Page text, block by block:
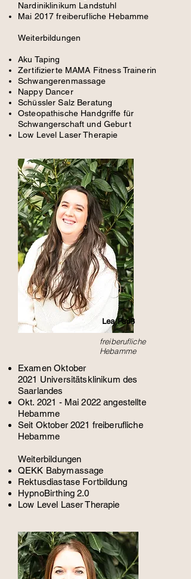
Nardiniklinikum Landstuhl
Mai 2017 freiberufliche Hebamme
Weiterbildungen
Aku Taping
Zertifizierte MAMA Fitness Trainerin
Schwangerenmassage
Nappy Dancer
Schüssler Salz Beratung
Osteopathische Handgriffe für
Schwangerschaft und Geburt
Low Level Laser Therapie
Lea Fauß
freiberufliche
Hebamme
Examen Oktober
2021 Universitätsklinikum des
Saarlandes
Okt. 2021 - Mai 2022 angestellte
Hebamme
Seit Oktober 2021 freiberufliche
Hebamme
Weiterbildungen
QEKK Babymassage
Rektusdiastase Fortbildung
HypnoBirthing 2.0
Low Level Laser Therapie